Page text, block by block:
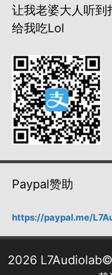
让我老婆大人听到
给我吃lol
Paypal赞助
https://paypal.me/
2026 L7Audiolab©